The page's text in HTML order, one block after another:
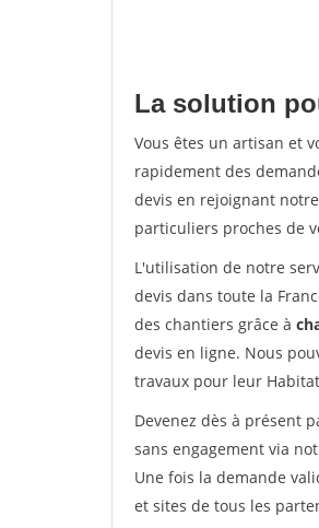
La solution
Vous êtes un artisan et
rapidement des
devis en rejoignant
particuliers proches de
L'utilisation de notre
devis dans toute la
des chantiers grâce à
devis en ligne. Nous
travaux pour leur
Devenez dès à présent
sans engagement via
Une fois la demande
et sites de tous les